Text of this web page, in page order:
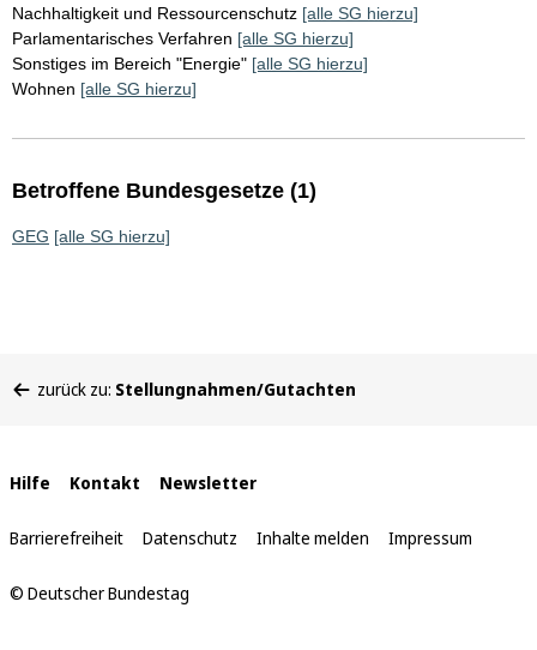
Nachhaltigkeit und Ressourcenschutz [alle SG hierzu]
Parlamentarisches Verfahren [alle SG hierzu]
Sonstiges im Bereich "Energie" [alle SG hierzu]
Wohnen [alle SG hierzu]
Betroffene Bundesgesetze (1)
GEG [alle SG hierzu]
befinden
zurück zu: Stellungnahmen/Gutachten
Interne
Links
Hilfe Kontakt Newsletter
Barrierefreiheit Datenschutz Inhalte melden Impressum
© Deutscher Bundestag